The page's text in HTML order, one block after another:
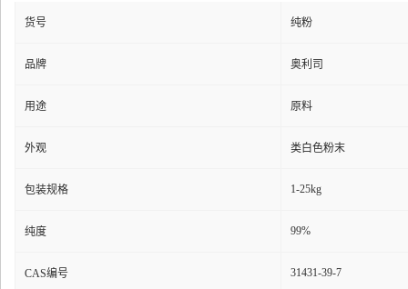
货号 纯粉
品牌 奥利司
用途 原料
外观 类白色粉末
包装规格 1-25kg
纯度 99%
CAS编号 31431-39-7